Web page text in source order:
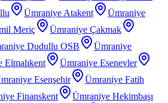
Ümraniye Atakent
Ümraniye
Meriç
Ümraniye Çakmak
Dudullu OSB
Ümraniye
Elmalıkent
Ümraniye Esenevler
Esenşehir
Ümraniye Fatih
Finanskent
Ümraniye Hekimbaşı